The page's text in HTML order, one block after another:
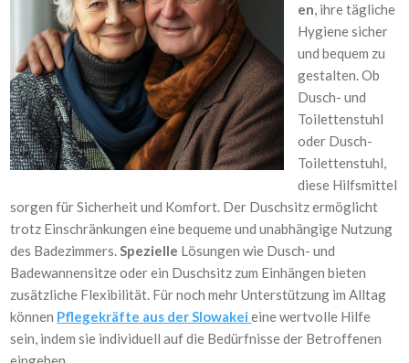
en, ihre tägliche
Hygiene sicher
und bequem zu
gestalten. Ob
Dusch- und
Toilettenstuhl
oder Dusch-
Toilettenstuhl,
diese Hilfsmittel
sorgen für Sicherheit und Komfort. Der Duschsitz ermöglicht
trotz Einschränkungen eine bequeme und unabhängige Nutzung
des Badezimmers.Spezielle Lösungen wie Dusch- und
Badewannensitze oder ein Duschsitz zum Einhängen bieten
zusätzliche Flexibilität. Für noch mehr Unterstützung im Alltag
können Pflegekräfte aus der Slowakeieine wertvolle Hilfe
sein, indem sie individuell auf die Bedürfnisse der Betroffenen